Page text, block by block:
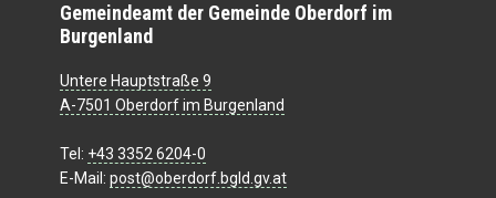
Gemeindeamt der Gemeinde Oberdorf im
Burgenland
Untere Hauptstraße 9
A-7501 Oberdorf im Burgenland
Tel: +43 3352 6204-0
E-Mail: post@oberdorf.bgld.gv.at